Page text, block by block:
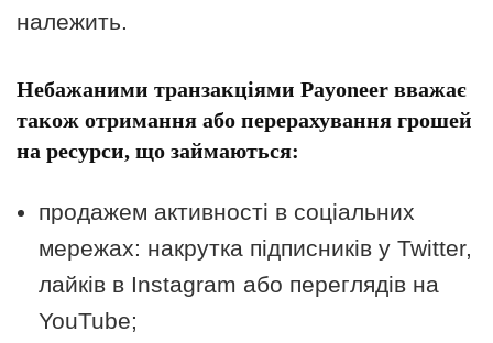
належить.
Небажаними транзакціями Payoneer вважає
також отримання або перерахування грошей
на ресурси, що займаються:
продажем активності в соціальних
мережах: накрутка підписників у Twitter,
лайків в Instagram або переглядів на
YouTube;